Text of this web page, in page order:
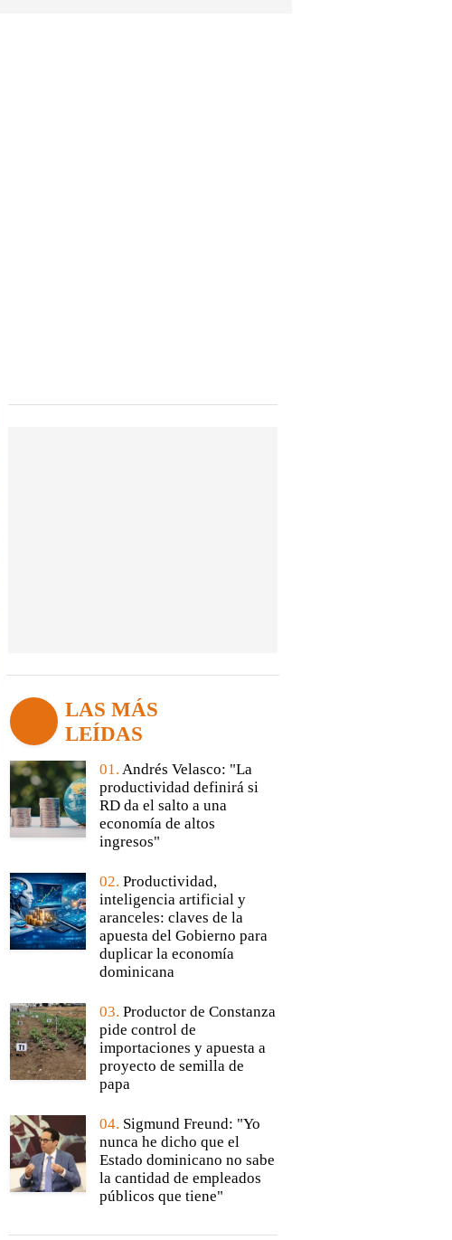
LAS MÁS
LEÍDAS
01. Andrés Velasco: "La
productividad definirá si
RD da el salto a una
economía de altos
ingresos"
02. Productividad,
inteligencia artificial y
aranceles: claves de la
apuesta del Gobierno para
duplicar la economía
dominicana
03. Productor de Constanza
pide control de
importaciones y apuesta a
proyecto de semilla de
papa
04. Sigmund Freund: "Yo
nunca he dicho que el
Estado dominicano no sabe
la cantidad de empleados
públicos que tiene"